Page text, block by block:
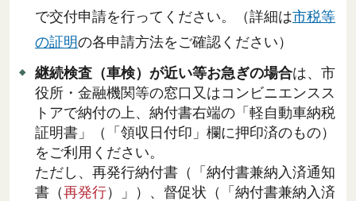
で交付申請を行ってください。（詳細は市税等
の証明の各申請方法をご確認ください）
継続検査（車検）が近い等お急ぎの場合は、市
役所・金融機関等の窓口又はコンビニエンスス
トアで納付の上、納付書右端の「軽自動車納税
証明書」（「領収日付印」欄に押印済のもの）
をご利用ください。
ただし、再発行納付書（「納付書兼納入済通知
書（再発行）」）、督促状（「納付書兼納入済